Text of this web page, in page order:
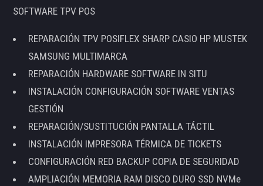
SOFTWARE TPV POS
REPARACIÓN TPV POSIFLEX SHARP CASIO HP MUSTEK
SAMSUNG MULTIMARCA
REPARACIÓN HARDWARE SOFTWARE IN SITU
INSTALACIÓN CONFIGURACIÓN SOFTWARE VENTAS
GESTIÓN
REPARACIÓN/SUSTITUCIÓN PANTALLA TÁCTIL
INSTALACIÓN IMPRESORA TÉRMICA DE TICKETS
CONFIGURACIÓN RED BACKUP COPIA DE SEGURIDAD
AMPLIACIÓN MEMORIA RAM DISCO DURO SSD NVMe